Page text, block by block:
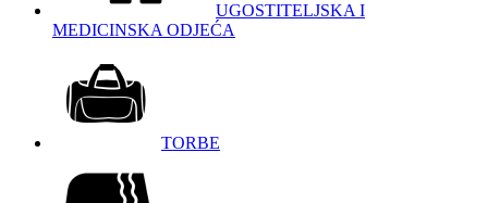
UGOSTITELJSKA I
MEDICINSKA ODJEĆA
TORBE